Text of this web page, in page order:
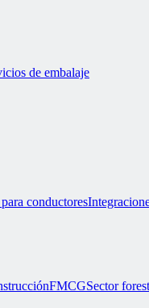
de embalaje
conductores
FMCGSector